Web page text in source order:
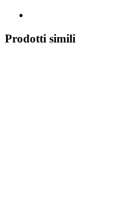
Prodotti simili